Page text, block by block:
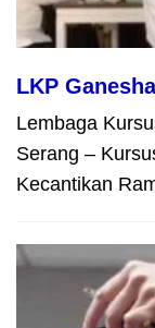
LKP
Lembaga
Serang –
Kecantikan